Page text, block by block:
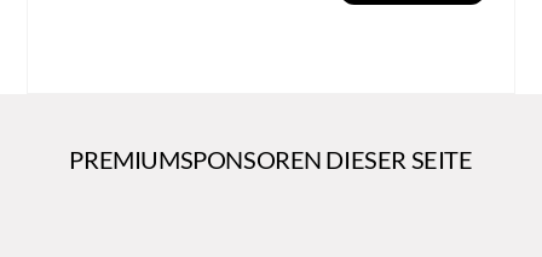
PREMIUMSPONSOREN DIESER SEITE